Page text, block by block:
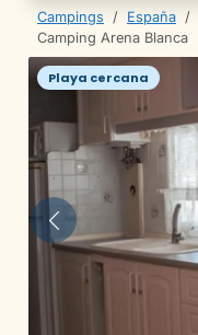
Campings / España /
Camping Arena Blanca
Playa cercana
Anterior